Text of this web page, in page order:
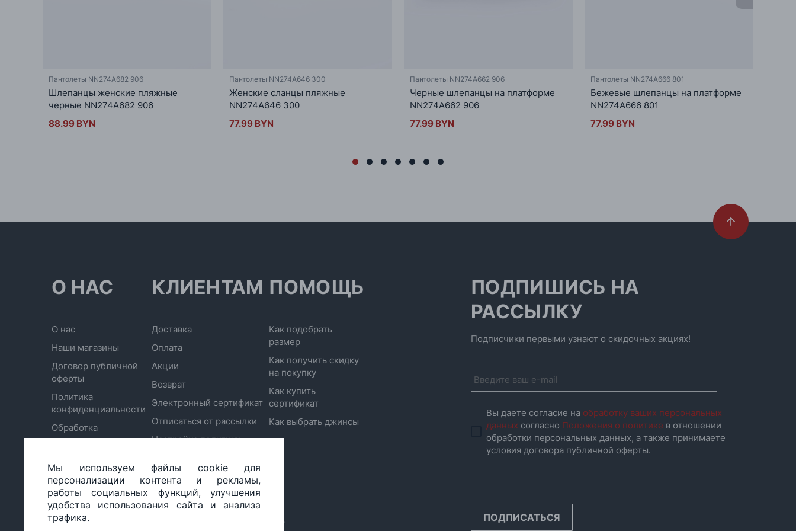
Пантолеты NN274A682 906
Шлепанцы женские пляжные
черные NN274A682 906
88.99 BYN
Пантолеты NN274A646 300
Женские сланцы пляжные
NN274A646 300
77.99 BYN
Пантолеты NN274A662 906
Черные шлепанцы на платформе
NN274A662 906
77.99 BYN
Пантолеты NN274A666 801
Бежевые шлепанцы на платформе
NN274A666 801
77.99 BYN
О НАС
О нас
Наши магазины
Договор публичной
оферты
Политика
конфиденциальности
Обработка
персональных
КЛИЕНТАМ
Доставка
Оплата
Акции
Возврат
Электронный сертификат
Отписаться от рассылки
Настройка политики
ПОМОЩЬ
Как подобрать
размер
Как получить скидку
на покупку
Как купить
сертификат
Как выбрать джинсы
ООО «БИГ СТАР», УНП 490986593
Юридический адрес: 220035, Республика Беларусь, г.Минск,
ПОДПИШИСЬ НА
РАССЫЛКУ
Подписчики первыми узнают о скидочных акциях!
Вы даете согласие на обработку ваших персональных
данных согласно Положения о политике в отношении
обработки персональных данных, а также принимаете
условия договора публичной оферты.
ПОДПИСАТЬСЯ
Мы используем файлы cookie для
персонализации контента и рекламы,
работы социальных функций, улучшения
удобства использования сайта и анализа
трафика.